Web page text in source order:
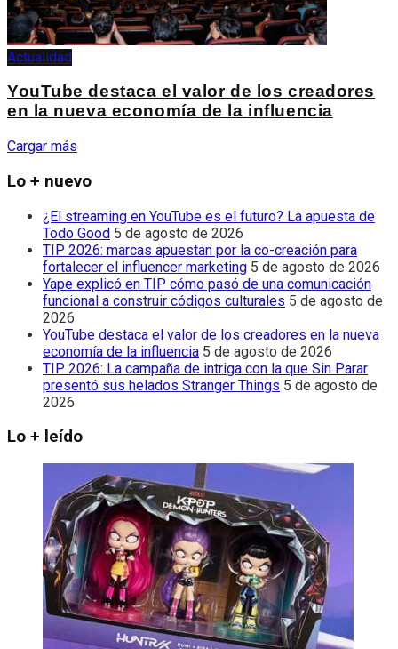
Actualidad
YouTube destaca el valor de los creadores
en la nueva economía de la influencia
Cargar más
Lo + nuevo
¿El streaming en YouTube es el futuro? La apuesta de
Todo Good 5 de agosto de 2026
TIP 2026: marcas apuestan por la co-creación para
fortalecer el influencer marketing 5 de agosto de 2026
Yape explicó en TIP cómo pasó de una comunicación
funcional a construir códigos culturales 5 de agosto de
2026
YouTube destaca el valor de los creadores en la nueva
economía de la influencia 5 de agosto de 2026
TIP 2026: La campaña de intriga con la que Sin Parar
presentó sus helados Stranger Things 5 de agosto de
2026
Lo + leído